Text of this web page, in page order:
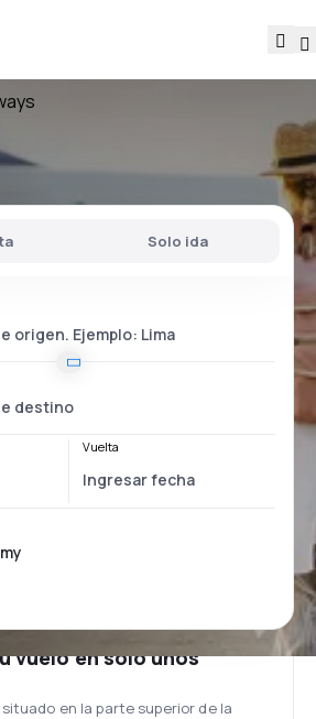
Solo ida
Vuelta
vuelo en solo unos
en la parte superior de la